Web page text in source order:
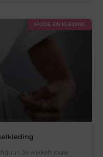
MODE EN KLEDING
Je wikkelt jouw